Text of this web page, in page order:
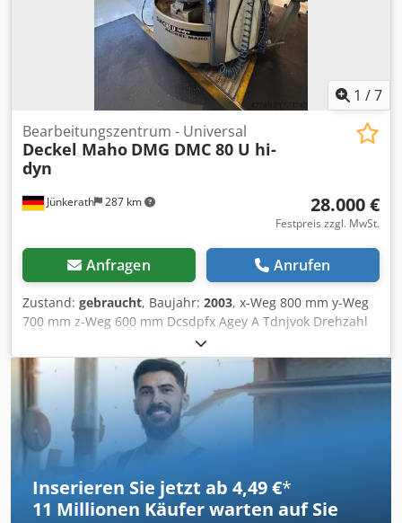
Plus Dedpfozqfvijx Agvjck AUSSTATTUNG NC-Rundtisch mit
C-Achse NC-Schwenkkopf FD-Funktion Palettenwechsler
Infrarot-Messtaster zur Werkstückvermessung
Zusatzmagazin mit 120 Plätzen
1 /7
Jünkerath 287 km
Bearbeitungszentrum - Universal
Deckel Maho DMG DMC 80 U hi-
dyn
28.000 €
Festpreis zzgl. MwSt.
Anfragen Anrufen
Zustand: gebraucht, Baujahr: 2003, x-Weg 800 mm y-Weg
700 mm z-Weg 600 mm Dcsdpfx Agey A Tdnjvok Drehzahl
12000 1 U/min Steuerung Heidenhain
Gesamtleistungsbedarf 59 kW Maschinengewicht ca. 10,6 t
Inserieren Sie jetzt ab 4,49 €*
11 Millionen Käufer warten auf Sie